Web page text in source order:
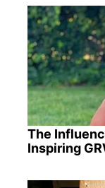
The
Inspiring